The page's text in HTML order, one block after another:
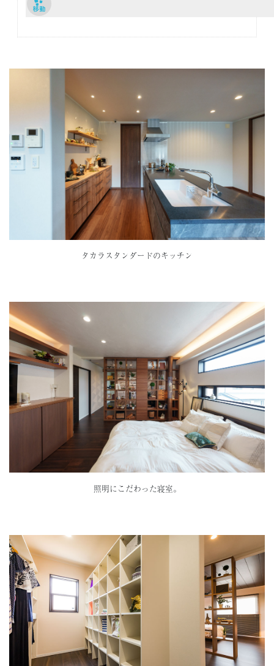
タカラスタンダードのキッチン
照明にこだわった寝室。